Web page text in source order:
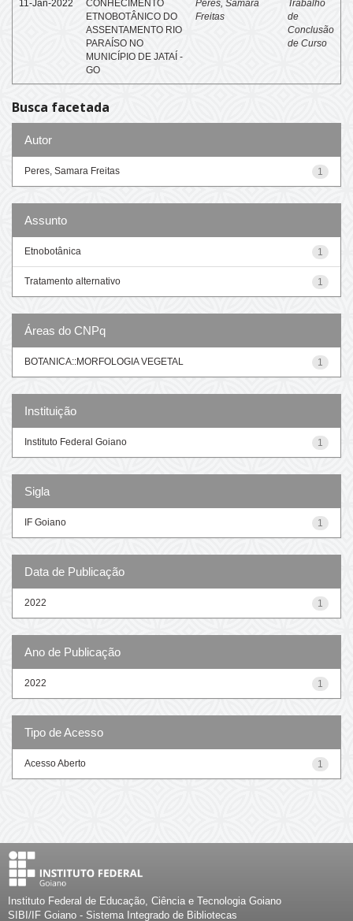
11-Jan-2022
CONHECIMENTO
ETNOBOTÂNICO DO
ASSENTAMENTO RIO
PARAÍSO NO
MUNICÍPIO DE JATAÍ -
GO
Peres, Samara
Freitas
Trabalho
de
Conclusão
de Curso
Busca facetada
Autor
1
Peres, Samara Freitas
Assunto
1
Etnobotânica
1
Tratamento alternativo
Áreas do CNPq
1
BOTANICA::MORFOLOGIA VEGETAL
Instituição
1
Instituto Federal Goiano
Sigla
1
IF Goiano
Data de Publicação
1
2022
Ano de Publicação
1
2022
Tipo de Acesso
1
Acesso Aberto
Instituto Federal de Educação, Ciência e Tecnologia Goiano
SIBI/IF Goiano - Sistema Integrado de Bibliotecas